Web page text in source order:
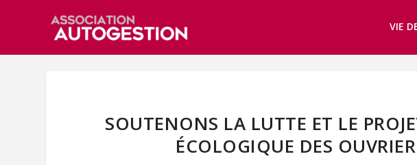
VIE
SOUTENONS LA LUTTE ET LE
ÉCOLOGIQUE DES